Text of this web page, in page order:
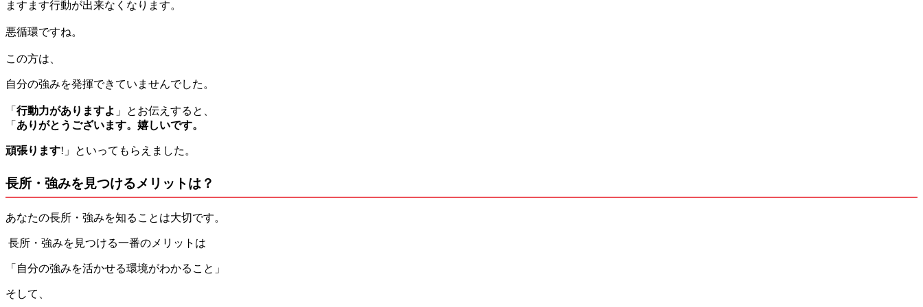
ますます行動が出来なくなります。
悪循環ですね。
この方は、
自分の強みを発揮できていませんでした。
「 行動力がありますよ 」とお伝えすると、
「 ありがとうございます。嬉しいです。
頑張ります!」といってもらえました。
長所・強みを見つけるメリットは？
あなたの長所・強みを知ることは大切です。
長所・強みを見つける一番のメリットは
「自分の強みを活かせる環境がわかること」
そして、